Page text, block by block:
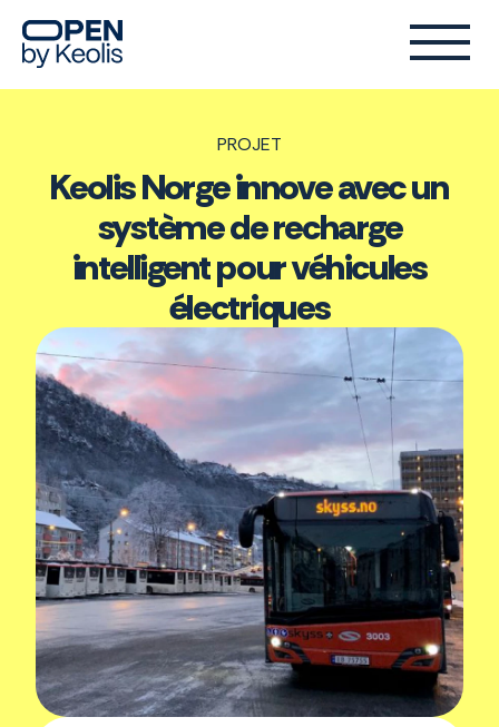
PROJET
Keolis Norge innove avec un
système de recharge
intelligent pour véhicules
électriques